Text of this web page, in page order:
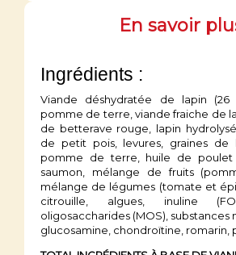
En savoir
Ingrédients :
Viande déshydratée de lapin (26
pomme de terre, viande fraiche de
de betterave rouge, lapin
de petit pois, levures, graines de
pomme de terre, huile de poulet
saumon, mélange de fruits
mélange de légumes (tomate et
citrouille, algues, inuline
oligosaccharides (MOS), substances
glucosamine, chondroïtine, romarin,